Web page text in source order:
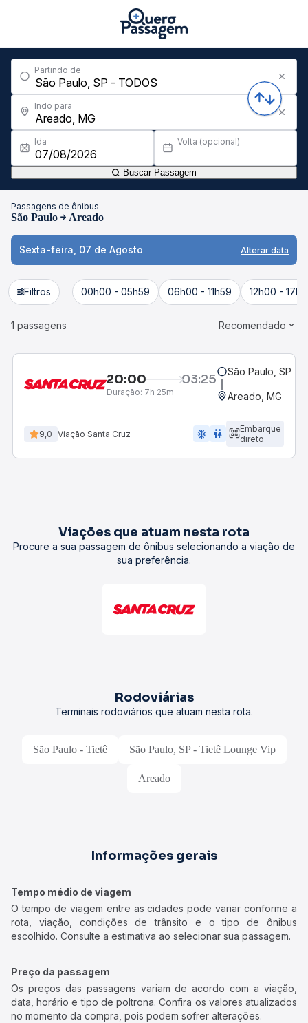
Partindo de
Indo para
Ida Volta (opcional)
Buscar Passagem
Passagens de ônibus
São Paulo Areado
Sexta-feira, 07 de Agosto Alterar data
Filtros 00h00 - 05h59 06h00 - 11h59 12h00 -
1 passagens Recomendado
20:00 03:25
Duração: 7h 25m
São Paulo, SP -
Areado, MG
9,0 Viação Santa Cruz ac_unit wc
Embarque
direto
Viações que atuam nesta rota
Procure a sua passagem de ônibus selecionando a viação de
sua preferência.
Rodoviárias
Terminais rodoviários que atuam nesta rota.
São Paulo - Tietê São Paulo, SP - Tietê Lounge Vip
Areado
Informações gerais
Tempo médio de viagem
O tempo de viagem entre as cidades pode variar conforme a
rota, viação, condições de trânsito e o tipo de ônibus
escolhido. Consulte a estimativa ao selecionar sua passagem.
Preço da passagem
Os preços das passagens variam de acordo com a viação,
data, horário e tipo de poltrona. Confira os valores atualizados
no momento da compra, pois podem sofrer alterações.